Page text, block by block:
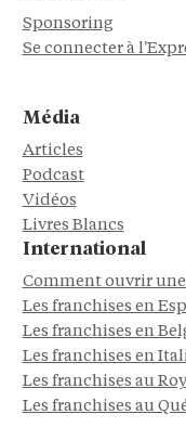
Sponsoring
Se connecter à
Média
Articles
Podcast
Vidéos
Livres Blancs
International
Comment ouvrir
Les franchises en
Les franchises en
Les franchises en
Les franchises au
Les franchises au